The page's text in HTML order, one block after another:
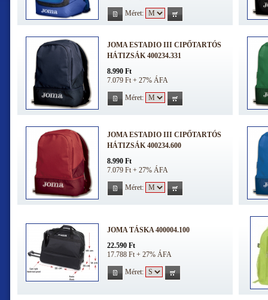
Méret:
JOMA ESTADIO III CIPŐTARTÓS
HÁTIZSÁK 400234.331
8.990 Ft
7.079 Ft + 27% ÁFA
Méret:
JOMA ESTADIO III CIPŐTARTÓS
HÁTIZSÁK 400234.600
8.990 Ft
7.079 Ft + 27% ÁFA
Méret:
JOMA TÁSKA 400004.100
22.590 Ft
17.788 Ft + 27% ÁFA
Méret: